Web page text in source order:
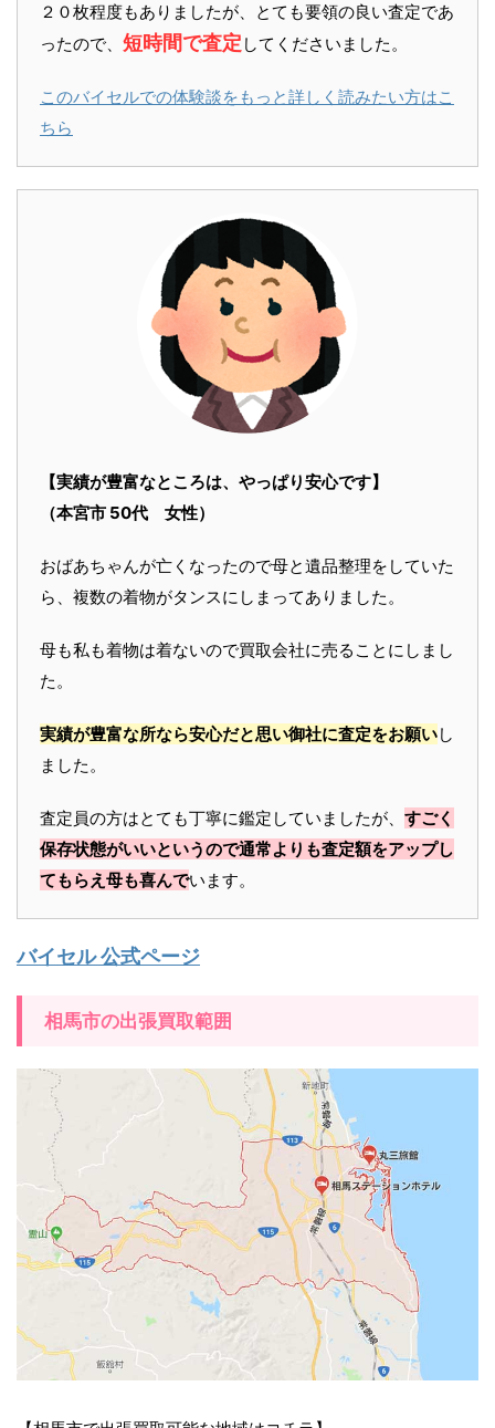
２０枚程度もありましたが、とても要領の良い査定であ
ったので、 短時間で査定 してくださいました。
このバイセルでの体験談をもっと詳しく読みたい方はこ
ちら
【実績が豊富なところは、やっぱり安心です】
（本宮市 50代 女性）
おばあちゃんが亡くなったので母と遺品整理をしていた
ら、複数の着物がタンスにしまってありました。
母も私も着物は着ないので買取会社に売ることにしまし
た。
実績が豊富な所なら安心だと思い御社に査定をお願いし
ました。
査定員の方はとても丁寧に鑑定していましたが、 すごく
保存状態がいいというので通常よりも査定額をアップし
てもらえ母も喜んでいます。
バイセル 公式ページ
相馬市の出張買取範囲